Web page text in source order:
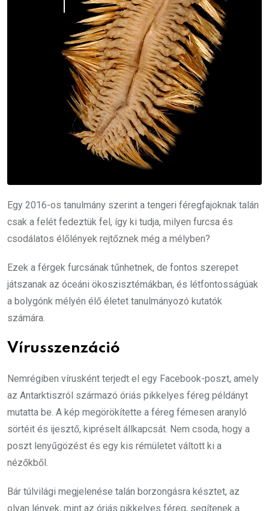
Egy 2016-os tanulmány szerint a tengeri féregfajoknak talán
csak a felét fedeztük fel, így ki tudja, milyen furcsa és
csodálatos élőlények rejtőznek még a mélyben?
Ezek a férgek furcsának tűnhetnek, de fontos szerepet
játszanak az óceáni ökoszisztémákban, és létfontosságúak
a bolygónk mélyén élő életet tanulmányozó kutatók
számára.
Vírusszenzáció
Nemrégiben vírusként terjedt el egy Facebook-poszt, amely
az Antarktiszról származó óriás pikkelyes féreg példányt
mutatta be. A kép megörökítette a féreg fémesen aranyló
sörtéit és ijesztő, kipréselt állkapcsát. Nem csoda, hogy a
poszt lenyűgözést és egy kis rémületet váltott ki a
nézőkből.
Bár túlvilági megjelenése talán borzongásra késztet, az
olyan lények, mint az óriás pikkelyes féreg, segítenek a